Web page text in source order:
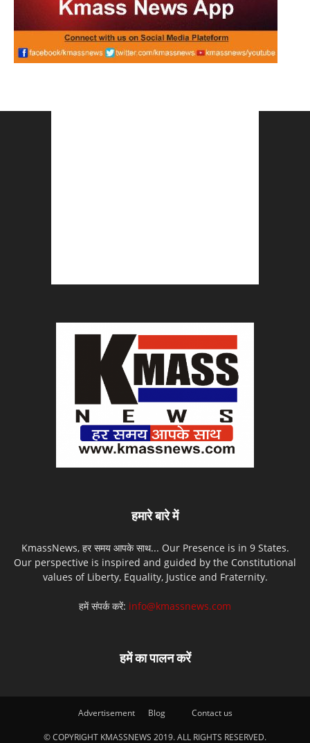
हमारे बारे में
KmassNews, हर समय आपके साथ... Our Presence is in 9 States.
Our perspective is inspired and guided by the Constitutional
values of Liberty, Equality, Justice and Fraternity.
हमें संपर्क करें: info@kmassnews.com
हमें का पालन करें
Advertisement Blog Contact us
© COPYRIGHT KMASSNEWS 2019. ALL RIGHTS RESERVED.